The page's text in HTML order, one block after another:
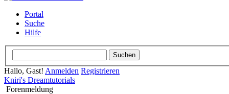
Portal
Suche
Hilfe
Hallo, Gast! Anmelden Registrieren
Kniri's Dreamtutorials
Forenmeldung